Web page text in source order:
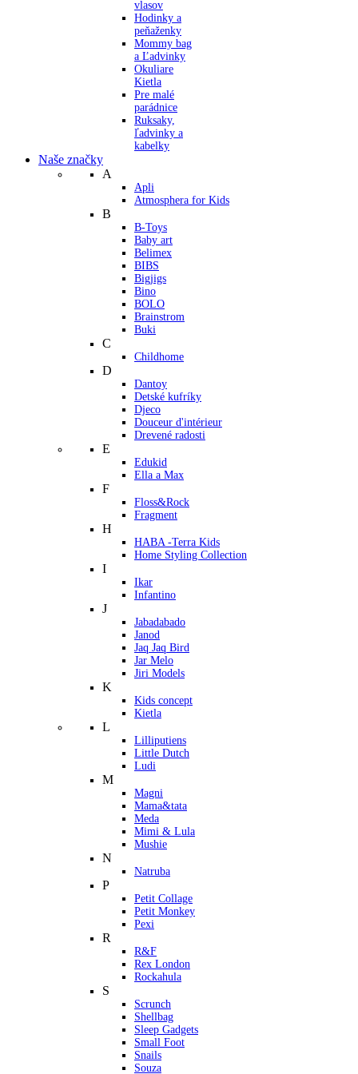
vlasov
Hodinky a
peňaženky
Mommy bag
a Ľadvinky
Okuliare
Kietla
Pre malé
parádnice
Ruksaky,
ľadvinky a
kabelky
Naše značky
A
Apli
Atmosphera for Kids
B
B-Toys
Baby art
Belimex
BIBS
Bigjigs
Bino
BOLO
Brainstrom
Buki
C
Childhome
D
Dantoy
Detské kufríky
Djeco
Douceur d'intérieur
Drevené radosti
E
Edukid
Ella a Max
F
Floss&Rock
Fragment
H
HABA -Terra Kids
Home Styling Collection
I
Ikar
Infantino
J
Jabadabado
Janod
Jaq Jaq Bird
Jar Melo
Jiri Models
K
Kids concept
Kietla
L
Lilliputiens
Little Dutch
Ludi
M
Magni
Mama&tata
Meda
Mimi & Lula
Mushie
N
Natruba
P
Petit Collage
Petit Monkey
Pexi
R
R&F
Rex London
Rockahula
S
Scrunch
Shellbag
Sleep Gadgets
Small Foot
Snails
Souza